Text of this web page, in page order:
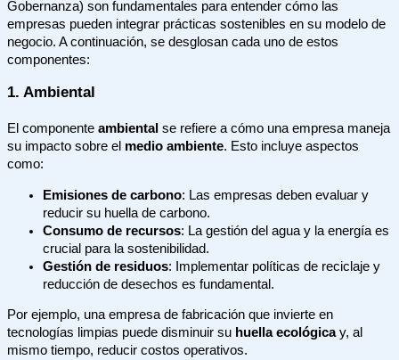
Gobernanza) son fundamentales para entender cómo las
empresas pueden integrar prácticas sostenibles en su modelo de
negocio. A continuación, se desglosan cada uno de estos
componentes:
1. Ambiental
El componente ambiental se refiere a cómo una empresa maneja
su impacto sobre el medio ambiente. Esto incluye aspectos
como:
Emisiones de carbono: Las empresas deben evaluar y
reducir su huella de carbono.
Consumo de recursos: La gestión del agua y la energía es
crucial para la sostenibilidad.
Gestión de residuos: Implementar políticas de reciclaje y
reducción de desechos es fundamental.
Por ejemplo, una empresa de fabricación que invierte en
tecnologías limpias puede disminuir su huella ecológicay, al
mismo tiempo, reducir costos operativos.